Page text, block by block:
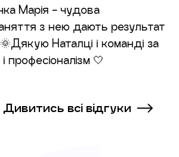
Марія - чудова
з нею дають результат
Наталці і команді за
🤍
Дивитись всі відгуки